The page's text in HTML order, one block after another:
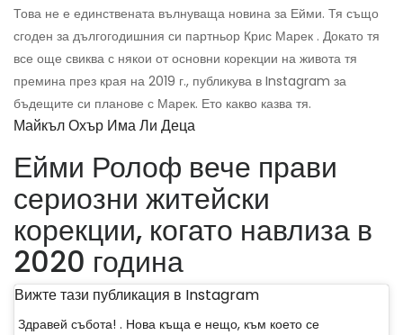
Това не е единствената вълнуваща новина за Ейми. Тя също
сгоден за дългогодишния си партньор Крис Марек . Докато тя
все още свиква с някои от основни корекции на живота тя
премина през края на 2019 г., публикува в Instagram за
бъдещите си планове с Марек. Ето какво казва тя.
Майкъл Охър Има Ли Деца
Ейми Ролоф вече прави
сериозни житейски
корекции, когато навлиза в
2020 година
Вижте тази публикация в Instagram
Здравей събота! . Нова къща е нещо, към което се